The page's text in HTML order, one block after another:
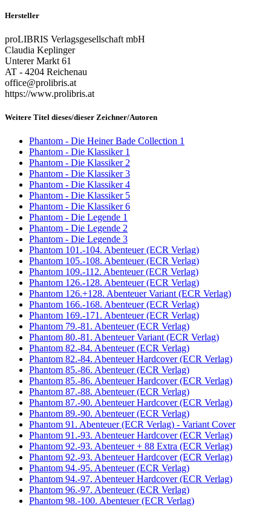
Hersteller
proLIBRIS Verlagsgesellschaft mbH
Claudia Keplinger
Unterer Markt 61
AT - 4204 Reichenau
office@prolibris.at
https://www.prolibris.at
Weitere Titel dieses/dieser Zeichner/Autoren
Phantom - Die Heiner Bade Collection 1
Phantom - Die Klassiker 1
Phantom - Die Klassiker 2
Phantom - Die Klassiker 3
Phantom - Die Klassiker 4
Phantom - Die Klassiker 5
Phantom - Die Klassiker 6
Phantom - Die Legende 1
Phantom - Die Legende 2
Phantom - Die Legende 3
Phantom 101.-104. Abenteuer (ECR Verlag)
Phantom 105.-108. Abenteuer (ECR Verlag)
Phantom 109.-112. Abenteuer (ECR Verlag)
Phantom 126.-128. Abenteuer (ECR Verlag)
Phantom 126.+128. Abenteuer Variant (ECR Verlag)
Phantom 166.-168. Abenteuer (ECR Verlag)
Phantom 169.-171. Abenteuer (ECR Verlag)
Phantom 79.-81. Abenteuer (ECR Verlag)
Phantom 80.-81. Abenteuer Variant (ECR Verlag)
Phantom 82.-84. Abenteuer (ECR Verlag)
Phantom 82.-84. Abenteuer Hardcover (ECR Verlag)
Phantom 85.-86. Abenteuer (ECR Verlag)
Phantom 85.-86. Abenteuer Hardcover (ECR Verlag)
Phantom 87.-88. Abenteuer (ECR Verlag)
Phantom 87.-90. Abenteuer Hardcover (ECR Verlag)
Phantom 89.-90. Abenteuer (ECR Verlag)
Phantom 91. Abenteuer (ECR Verlag) - Variant Cover
Phantom 91.-93. Abenteuer Hardcover (ECR Verlag)
Phantom 92.-93. Abenteuer + 88 Extra (ECR Verlag)
Phantom 92.-93. Abenteuer Hardcover (ECR Verlag)
Phantom 94.-95. Abenteuer (ECR Verlag)
Phantom 94.-97. Abenteuer Hardcover (ECR Verlag)
Phantom 96.-97. Abenteuer (ECR Verlag)
Phantom 98.-100. Abenteuer (ECR Verlag)